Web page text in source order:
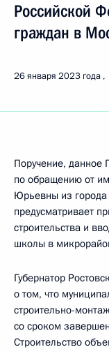
Российской
граждан в
26 января 2023 года
Поручение, данное
по обращению от
Юрьевны из города
предусматривает
строительства и
школы в
Губернатор
о том, что
строительно-
со сроком
Строительство